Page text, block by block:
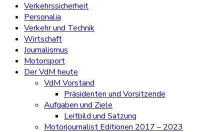
Verkehrssicherheit
Personalia
Verkehr und Technik
Wirtschaft
Journalismus
Motorsport
Der VdM heute
VdM Vorstand
Präsidenten und Vorsitzende
Aufgaben und Ziele
Leitbild und Satzung
Motorjournalist Editionen 2017 – 2023